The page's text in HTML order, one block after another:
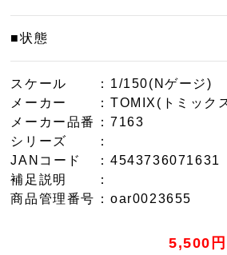
■状態
スケール
：1/150(Nゲージ)
メーカー
：TOMIX(トミック
メーカー品番
：7163
シリーズ
：
JANコード
：4543736071631
補足説明
：
商品管理番号 ：oar0023655
5,500円